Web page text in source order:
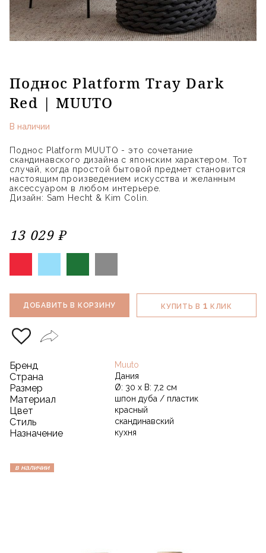
Поднос Platform Tray Dark
Red | MUUTO
В наличии
Поднос Platform MUUTO - это сочетание
скандинавского дизайна с японским характером. Тот
случай, когда простой бытовой предмет становится
настоящим произведением искусства и желанным
аксессуаром в любом интерьере.
Дизайн: Sam Hecht & Kim Colin.
13 029 ₽
ДОБАВИТЬ В КОРЗИНУ КУПИТЬ В 1 КЛИК
Бренд Muuto
Страна Дания
Размер Ø: 30 х В: 7,2 см
Материал шпон дуба / пластик
Цвет красный
Стиль скандинавский
Назначение кухня
в наличии